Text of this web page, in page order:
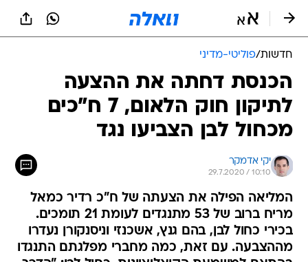
חדשות/פוליטי-מדיני
הכנסת דחתה את ההצעה
לתיקון חוק הלאום, 7 ח"כים
מכחול לבן הצביעו נגד
יקי אדמקר
29.7.2020 / 10:10
המליאה הפילה את הצעתה של ח"כ רדיר כמאל
מריח ברוב של 53 מתנגדים לעומת 21 תומכים.
בכירי כחול לבן, בהם גנץ, אשכנזי וניסנקורן נעדרו
מההצבעה. עם זאת, כמה מחברי מפלגתם התנגדו